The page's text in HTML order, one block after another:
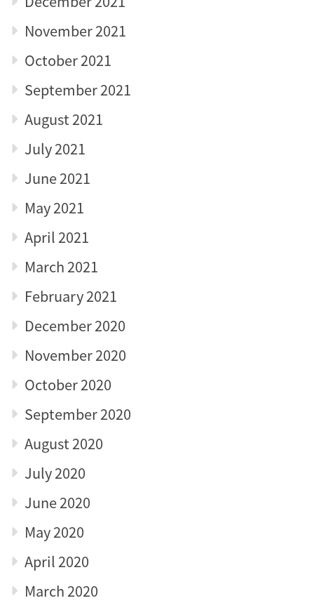
November 2021
October 2021
September 2021
August 2021
July 2021
June 2021
May 2021
April 2021
March 2021
February 2021
December 2020
November 2020
October 2020
September 2020
August 2020
July 2020
June 2020
May 2020
April 2020
March 2020